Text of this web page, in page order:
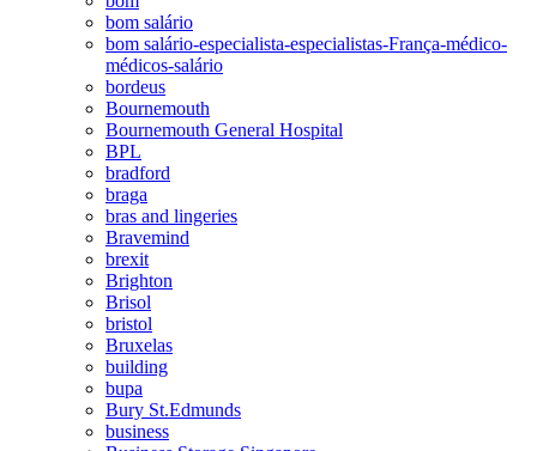
bom salário
bom salário-especialista-especialistas-França-médico-
médicos-salário
bordeus
Bournemouth
Bournemouth General Hospital
BPL
bradford
braga
bras and lingeries
Bravemind
brexit
Brighton
Brisol
bristol
Bruxelas
building
bupa
Bury St.Edmunds
business